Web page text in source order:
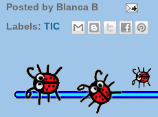
Posted by Blanca B
Labels: TIC